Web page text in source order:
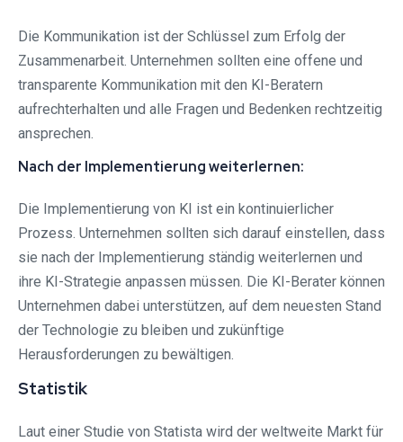
Die Kommunikation ist der Schlüssel zum Erfolg der
Zusammenarbeit. Unternehmen sollten eine offene und
transparente Kommunikation mit den KI-Beratern
aufrechterhalten und alle Fragen und Bedenken rechtzeitig
ansprechen.
Nach der Implementierung weiterlernen:
Die Implementierung von KI ist ein kontinuierlicher
Prozess. Unternehmen sollten sich darauf einstellen, dass
sie nach der Implementierung ständig weiterlernen und
ihre KI-Strategie anpassen müssen. Die KI-Berater können
Unternehmen dabei unterstützen, auf dem neuesten Stand
der Technologie zu bleiben und zukünftige
Herausforderungen zu bewältigen.
Statistik
Laut einer Studie von Statista wird der weltweite Markt für